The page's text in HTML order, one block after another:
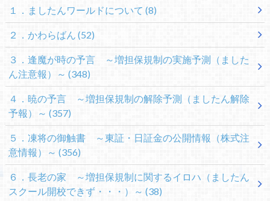
１．ましたんワールドについて (8)
２．かわらばん (52)
３．逢魔が時の予言 ～増担保規制の実施予測（ました
ん注意報）～ (348)
４．暁の予言 ～増担保規制の解除予測（ましたん解除
予報）～ (357)
５．凍将の御触書 ～東証・日証金の公開情報（株式注
意情報）～ (356)
６．長老の家 ～増担保規制に関するイロハ（ましたん
スクール開校できず・・・）～ (38)